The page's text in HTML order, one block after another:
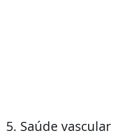
5. Saúde vascular